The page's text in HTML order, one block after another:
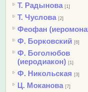
Т. Радынова [1]
Т. Чуслова [2]
Феофан
Ф. Борковский [6]
Ф. Боголюбов
(иеродиакон) [1]
Ф. Никольская [3]
Ц. Моканова [7]